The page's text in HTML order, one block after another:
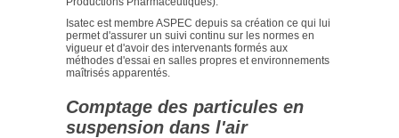
Isatec est membre ASPEC depuis sa création ce qui lui
permet d'assurer un suivi continu sur les normes en
vigueur et d'avoir des intervenants formés aux
méthodes d'essai en salles propres et environnements
maîtrisés apparentés.
Comptage des particules en
suspension dans l'air